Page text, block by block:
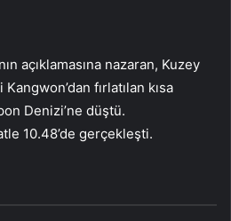
açıklamasına nazaran, Kuzey
Kangwon’dan fırlatılan kısa
Denizi’ne düştü.
10.48’de gerçekleşti.